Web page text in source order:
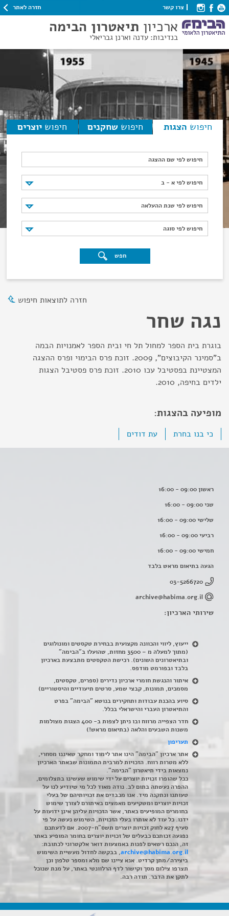
צרו קשר חזרה לאתר
ארכיון תיאטרון הבימה
בנדיבות: עדנה וארנן גבריאלי
חיפוש הצגות חיפוש שחקנים חיפוש יוצרים
חיפוש לפי שם ההצגה
חיפוש לפי א - ב
חיפוש לפי א - ב
חיפוש לפי שנת ההעלאה
חיפוש לפי שנת ההעלאה
חיפוש לפי סוגה
חיפוש לפי סוגה
חפש
חזרה לתוצאות חיפוש
נגה שחר
בוגרת בית הספר למחול תל חי ובית הספר לאמנויות הבמה
ב"סמינר הקיבוצים", 2009. זוכת פרס הבימוי ופרס ההצגה
המצטיינת בפסטיבל עכו 2010. זוכת פרס פסטיבל הצגות
ילדים בחיפה, 2010.
מופיעה בהצגות:
כי בנו בחרת עת דודים
ראשון 09:00 - 16:00
שני 09:00 - 16:00
שלישי 09:00 - 16:00
רביעי 09:00 - 16:00
חמישי 09:00 - 16:00
הגעה בתיאום מראש בלבד
03-5266720
archive@habima.org.il
שירותי הארכיון:
ייעוץ, ליווי והכוונה מקצועית בבחירת טקסטים ומונולוגים
(מתוך למעלה מ – 3500 מחזות, שהועלו ב"הבימה"
ובתיאטרונים השונים). רכישת הטקסטים מתבצעת בארכיון
בלבד ובפורמט מודפס.
איתור והנגשת חומרי ארכיון נדירים (ספרים, טקסטים,
מסמכים, תמונות, קבצי שמע, סרטים תיעודיים והיסטוריים)
סיוע בהכנת עבודות ותחקירים בנושא "הבימה" בפרט
והתיאטרון העברי והישראלי בכלל.
חדר הצפייה מרווח ובו ניתן לצפות ב- 400 הצגות מצולמות
משנות השבעים והלאה (בתיאום מראש!)
תעריפון
אתר ארכיון "הבימה" הינו אתר לימוד ומחקר שאיננו מסחרי,
ללא מטרות רווח. הזכויות למרבית התמונות שבאתר הארכיון
נמצאות בידי תיאטרון "הבימה".
ככל שהופרו זכויות יוצרים על ידי שימוש שעשינו בתצלומים,
ההפרה נעשתה בתום לב. נודה מאוד לכל מי שיודיע לנו על
טעותנו ונתקנה מיד. אנו מכבדים את זכויותיהם של בעלי
זכויות יוצרים ומשקיעים מאמצים באיתורם לצורך שימוש
בחומרים המופיעים באתר, אשר הזכויות עליהן אינן ידועות על
ידנו. כל עוד לא אותרו בעלי הזכויות, השימוש נעשה על פי
סעיף 27א לחוק זכויות יוצרים תשס"ח-2007. אם לדעתכם
נפגעה זכותכם כבעלים של זכויות יוצרים בחומר המופיע באתר
זה, הנכם רשאים לפנות באמצעות דואר אלקטרוני לכתובת:
archive@habima.org.il, בבקשה לחדול מעשיית השימוש
ביצירה/מתן קרדיט. אנא ציינו שם מלא ומספר טלפון וכן
תצרפו צילום מסך וקישור לדף הרלוונטי באתר, על מנת שנוכל
לתקן את הדבר. תודה רבה.